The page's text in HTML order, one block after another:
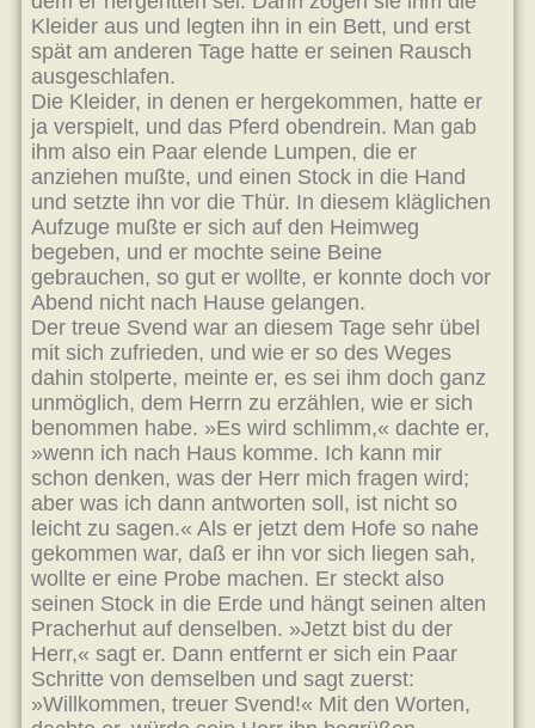
Kleider aus und legten ihn in ein Bett, und erst
spät am anderen Tage hatte er seinen Rausch
ausgeschlafen.
Die Kleider, in denen er hergekommen, hatte er
ja verspielt, und das Pferd obendrein. Man gab
ihm also ein Paar elende Lumpen, die er
anziehen mußte, und einen Stock in die Hand
und setzte ihn vor die Thür. In diesem kläglichen
Aufzuge mußte er sich auf den Heimweg
begeben, und er mochte seine Beine
gebrauchen, so gut er wollte, er konnte doch vor
Abend nicht nach Hause gelangen.
Der treue Svend war an diesem Tage sehr übel
mit sich zufrieden, und wie er so des Weges
dahin stolperte, meinte er, es sei ihm doch ganz
unmöglich, dem Herrn zu erzählen, wie er sich
benommen habe. »Es wird schlimm,« dachte er,
»wenn ich nach Haus komme. Ich kann mir
schon denken, was der Herr mich fragen wird;
aber was ich dann antworten soll, ist nicht so
leicht zu sagen.« Als er jetzt dem Hofe so nahe
gekommen war, daß er ihn vor sich liegen sah,
wollte er eine Probe machen. Er steckt also
seinen Stock in die Erde und hängt seinen alten
Pracherhut auf denselben. »Jetzt bist du der
Herr,« sagt er. Dann entfernt er sich ein Paar
Schritte von demselben und sagt zuerst:
»Willkommen, treuer Svend!« Mit den Worten,